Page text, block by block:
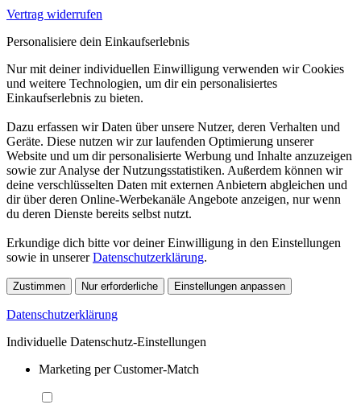
Vertrag widerrufen
Personalisiere dein Einkaufserlebnis
Nur mit deiner individuellen Einwilligung verwenden wir Cookies
und weitere Technologien, um dir ein personalisiertes
Einkaufserlebnis zu bieten.
Dazu erfassen wir Daten über unsere Nutzer, deren Verhalten und
Geräte. Diese nutzen wir zur laufenden Optimierung unserer
Website und um dir personalisierte Werbung und Inhalte anzuzeigen
sowie zur Analyse der Nutzungsstatistiken. Außerdem können wir
deine verschlüsselten Daten mit externen Anbietern abgleichen und
dir über deren Online-Werbekanäle Angebote anzeigen, nur wenn
du deren Dienste bereits selbst nutzt.
Erkundige dich bitte vor deiner Einwilligung in den Einstellungen
sowie in unsererDatenschutzerklärung.
Zustimmen Nur erforderliche Einstellungen anpassen
Datenschutzerklärung
Individuelle Datenschutz-Einstellungen
Marketing per Customer-Match